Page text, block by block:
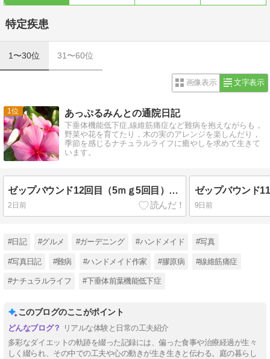
特定疾患
1〜30位 31〜60位
画像表示 文字表示
1 あっぷるみんとの通院日記
下垂体機能低下症,線維筋痛症など難病を抱えながらも，
野菜や花を育てたり，木の実のアレンジを楽しんだり，
季節を感じるナチュラルライフに癒やしを求めて生きて
います。
ゼップバウンド12回目（5ｍｇ5回目）と一年草花壇と梅干しと
2日前 9日前
#日記 #グルメ #ガーデニング #ハンドメイド #写真
#写真日記 #難病 #ハンドメイド作家 #膠原病 #線維筋痛症
#ナチュラルライフ #下垂体前葉機能低下症
このブログのここがポイント
リアルな体験と日常の工夫紹介
多彩なダイエットの軌跡を綴った記録には、偏った食事や治療経過が生々
しく綴られ、その中での工夫や心の動きが生き生きと伝わる。庭の暮らし